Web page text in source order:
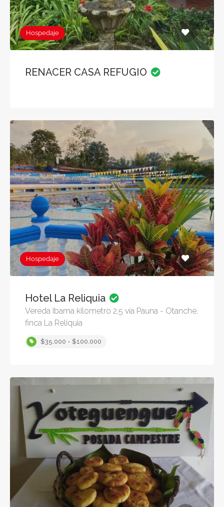
Hospedaje
RENACER CASA REFUGIO
Hospedaje
Hotel La Reliquia
Vereda Ibama kilometro 2,5 vía Pauna - Otanche,
finca La Reliquia
$35.000 - $100.000